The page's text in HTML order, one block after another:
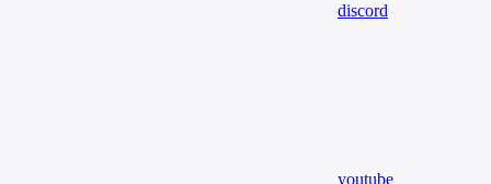
discord
youtube